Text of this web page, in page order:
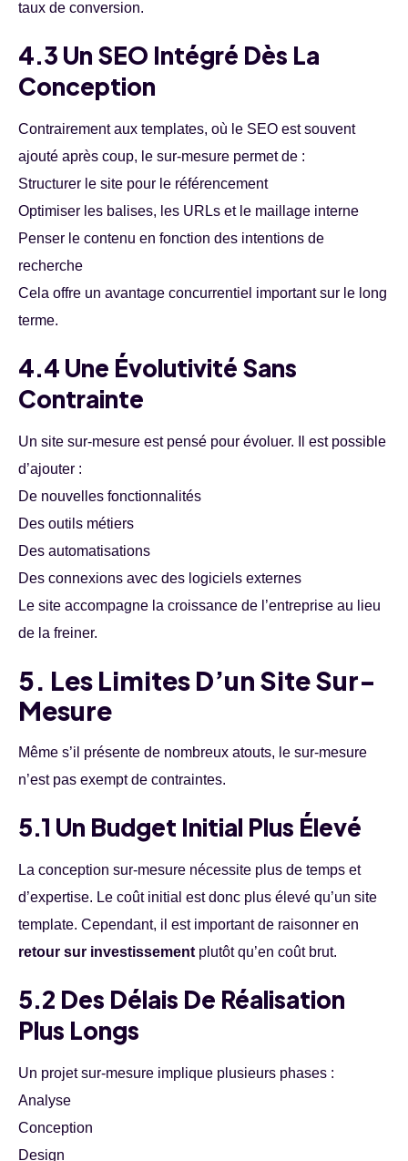
taux de conversion.
4.3 Un SEO Intégré Dès La
Conception
Contrairement aux templates, où le SEO est souvent
ajouté après coup, le sur-mesure permet de :
Structurer le site pour le référencement
Optimiser les balises, les URLs et le maillage interne
Penser le contenu en fonction des intentions de
recherche
Cela offre un avantage concurrentiel important sur le long
terme.
4.4 Une Évolutivité Sans
Contrainte
Un site sur-mesure est pensé pour évoluer. Il est possible
d’ajouter :
De nouvelles fonctionnalités
Des outils métiers
Des automatisations
Des connexions avec des logiciels externes
Le site accompagne la croissance de l’entreprise au lieu
de la freiner.
5. Les Limites D’un Site Sur-
Mesure
Même s’il présente de nombreux atouts, le sur-mesure
n’est pas exempt de contraintes.
5.1 Un Budget Initial Plus Élevé
La conception sur-mesure nécessite plus de temps et
d’expertise. Le coût initial est donc plus élevé qu’un site
template. Cependant, il est important de raisonner en
retour sur investissement plutôt qu’en coût brut.
5.2 Des Délais De Réalisation
Plus Longs
Un projet sur-mesure implique plusieurs phases :
Analyse
Conception
Design